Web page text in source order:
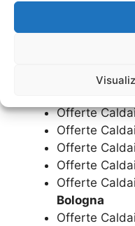
Offerta
Bologna
Offerte
Offerte
Offerte
Offerte
Offerte
Bologna
Offerte